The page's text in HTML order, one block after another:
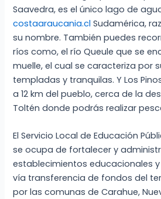
Saavedra, es el único lago de
costaaraucania.cl Sudamérica,
su nombre. También puedes
ríos como, el río Queule que se
muelle, el cual se caracteriza por
templadas y tranquilas. Y Los
a 12 km del pueblo, cerca de la
Toltén donde podrás realizar
El Servicio Local de Educación
se ocupa de fortalecer y
establecimientos educacionales
vía transferencia de fondos del
por las comunas de Carahue,